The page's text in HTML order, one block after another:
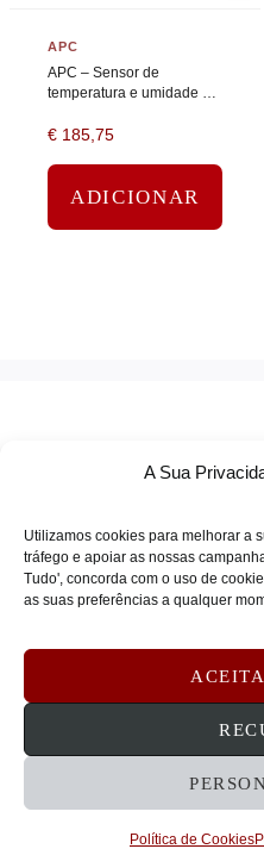
A Sua
Utilizamos cookies para melhorar a
tráfego e apoiar as nossas
Tudo', concorda com o uso de
as suas preferências a qualquer
Política de Cookies
APC
APC – Sensor de
temperatura e umidade –
€ 185,75
ADICIONAR
TERMOS
DEVOLUÇÕES E